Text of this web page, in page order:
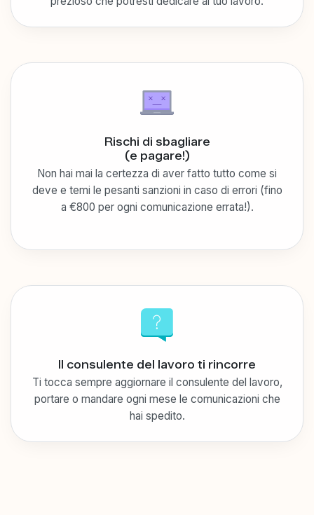
Rischi di sbagliare
(e pagare!)
Non hai mai la certezza di aver fatto tutto come si
deve e temi le pesanti sanzioni in caso di errori (fino
a €800 per ogni comunicazione errata!).
Il consulente del lavoro ti rincorre
Ti tocca sempre aggiornare il consulente del lavoro,
portare o mandare ogni mese le comunicazioni che
hai spedito.